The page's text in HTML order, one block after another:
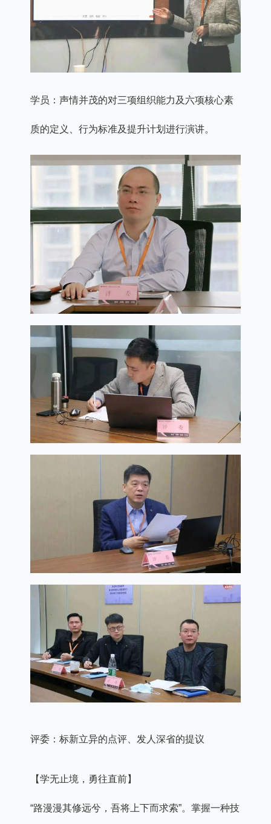
学员：声情并茂的对三项组织能力及六项核心素
质的定义、行为标准及提升计划进行演讲。
评委：标新立异的点评、发人深省的提议
【学无止境，勇往直前】
“路漫漫其修远兮，吾将上下而求索”。掌握一种技